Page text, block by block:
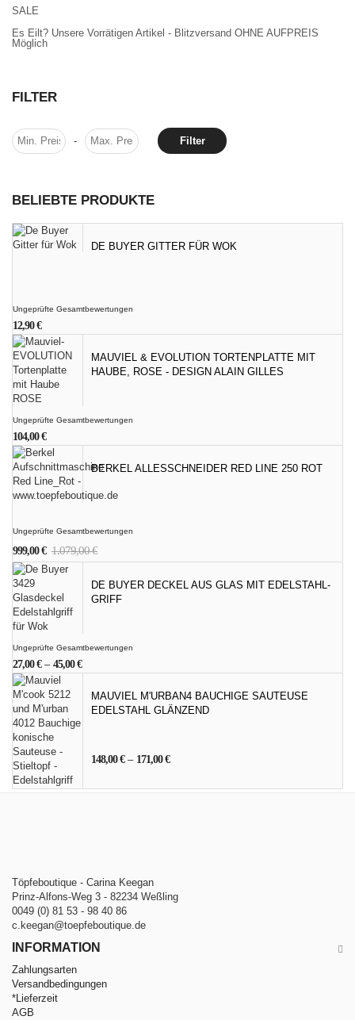
SALE
Es Eilt? Unsere Vorrätigen Artikel - Blitzversand OHNE AUFPREIS
Möglich
FILTER
- Filter
BELIEBTE PRODUKTE
DE BUYER GITTER FÜR WOK
Ungeprüfte Gesamtbewertungen
12,90€
MAUVIEL & EVOLUTION TORTENPLATTE MIT
HAUBE, ROSE - DESIGN ALAIN GILLES
Ungeprüfte Gesamtbewertungen
104,00€
BERKEL ALLESSCHNEIDER RED LINE 250 ROT
Ungeprüfte Gesamtbewertungen
1.079,00€Ursprünglicher
Preis
1.079,00 €
999,00€
Aktueller
Preis
999,00 €.
DE BUYER DECKEL AUS GLAS MIT EDELSTAHL-
GRIFF
Ungeprüfte Gesamtbewertungen
27,00€– 45,00€
MAUVIEL M'URBAN4 BAUCHIGE SAUTEUSE
EDELSTAHL GLÄNZEND
148,00€– 171,00€
Töpfeboutique - Carina Keegan
Prinz-Alfons-Weg 3 - 82234 Weßling
0049 (0) 81 53 - 98 40 86
c.keegan@toepfeboutique.de
INFORMATION
Zahlungsarten
Versandbedingungen
*Lieferzeit
AGB